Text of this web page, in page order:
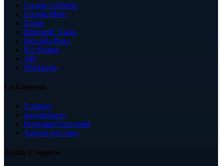
Google Calendar
Google Meet
Zoom
Microsoft Teams
Mercado Pago
RD Station
API
Webhooks
La Empresa
Contacto
Asociaciones
Preguntas Frecuentes
Agende en Línea
Ayuda y Soporte